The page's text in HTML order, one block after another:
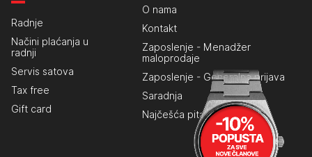
Radnje
Načini plaćanja u
radnji
Servis satova
Tax free
Gift card
O nama
Kontakt
Zaposlenje - Menadžer
maloprodaje
Zaposlenje - Generalna prijava
Saradnja
Najčešća pitanja